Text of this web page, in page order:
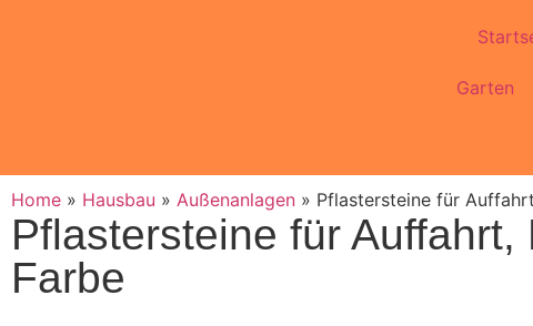
Garten
Home » Hausbau » Außenanlagen » Pflastersteine für
Pflastersteine für
Farbe